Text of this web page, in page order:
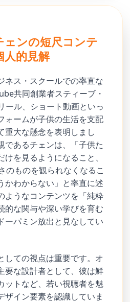
ェンの短尺コンテ
人的見解
ネス・スクールでの率直な
共同創業者スティーブ・
ール、ショート動画といっ
ォームが子供の生活を支配
重大な懸念を表明しまし
であるチェンは、「子供た
を見るようになること、
のものを観られなくなるこ
かわからない」と率直に述
ようなコンテンツを「純粋
的な関与や深い学びを育む
ーパミン放出と見なしてい
しての視点は重要です。オ
要な設計者として、彼は鮮
ットなど、若い視聴者を魅
ザイン要素を認識していま